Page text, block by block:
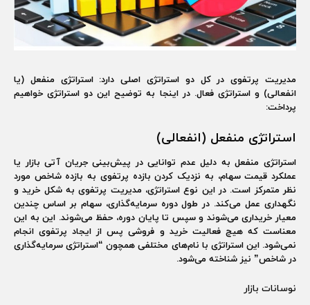
مدیریت پرتفوی در کل دو استراتژی اصلی دارد: استراتژی منفعل (یا
انفعالی) و استراتژی فعال. در اینجا به توضیح این دو استراتژی خواهیم
پرداخت:
استراتژی منفعل (انفعالی)
استراتژی منفعل به دلیل عدم توانایی در پیش‌بینی جریان آتی بازار یا
عملکرد قیمت سهام، به نزدیک کردن بازده پرتفوی به بازده شاخص مورد
نظر متمرکز است. در این نوع استراتژی، مدیریت پرتفوی به شکل خرید و
نگهداری عمل می‌کند. در طول دوره سرمایه‌گذاری، سهام بر اساس چندین
معیار خریداری می‌شوند و سپس تا پایان دوره، حفظ می‌شوند. این به این
معناست که هیچ فعالیت خرید و فروشی پس از ایجاد پرتفوی انجام
نمی‌شود. این استراتژی با نام‌های مختلفی همچون “استراتژی سرمایه‌گذاری
در شاخص” نیز شناخته می‌شود.
نوسانات بازار